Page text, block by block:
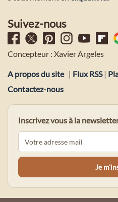
Suivez-nous
Concepteur : Xavier Argeles
A propos du site | Flux RSS|
Contactez-nous
Inscrivez vous à la